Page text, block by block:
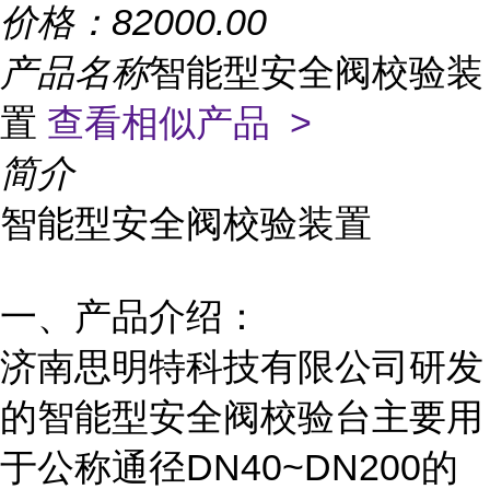
价格： 82000.00
产品名称智能型安全阀校验装
置 查看相似产品 >
简介
智能型安全阀校验装置
一、产品介绍：
济南思明特科技有限公司研发
的智能型安全阀校验台主要用
于公称通径DN40~DN200的